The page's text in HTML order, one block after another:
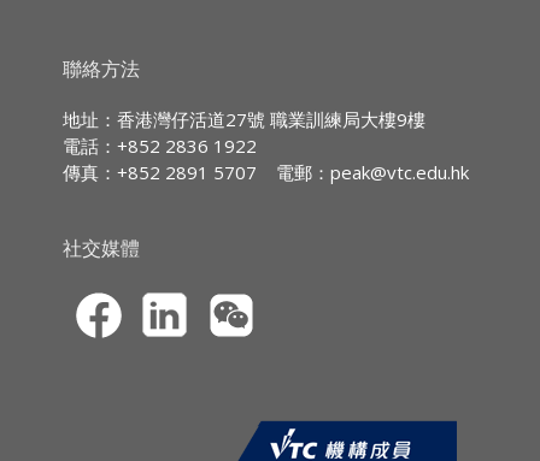
了解說服的反面例子及其正確處理方法
*此課程只限網上報名
程。
*成功報讀的學生將會在報名後5個工作天內收
到電郵確認通知(不包括星期六、星期日及公眾
假期)，屆時即可啟用eCPD培訓平臺戶口及參與
般為三個月內)完結前完成eCPD課程。
3
MPFA Non-core CPD Hours:
3
SFC CPT Hours:
HKMA ECF CPD
程。
聯絡方法
地址：香港灣仔活道27號 職業訓練局大樓9樓
電話：+852 2836 1922
傳真：+852 2891 5707
電郵： peak@vtc.edu.hk
社交媒體